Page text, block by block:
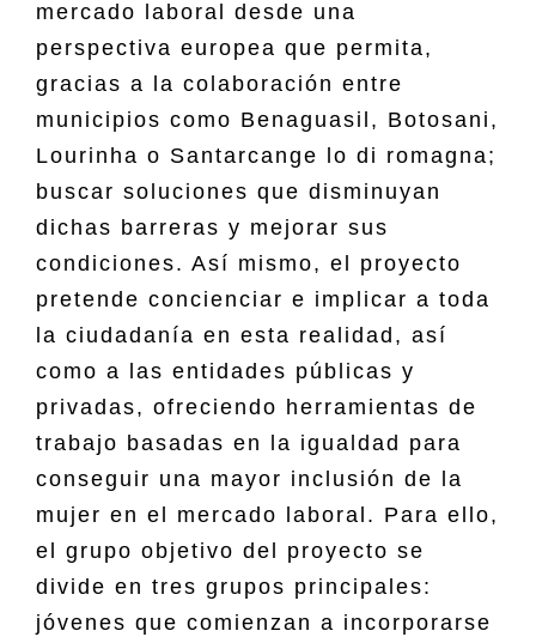
mercado laboral desde una
perspectiva europea que permita,
gracias a la colaboración entre
municipios como Benaguasil, Botosani,
Lourinha o Santarcange lo di romagna;
buscar soluciones que disminuyan
dichas barreras y mejorar sus
condiciones. Así mismo, el proyecto
pretende concienciar e implicar a toda
la ciudadanía en esta realidad, así
como a las entidades públicas y
privadas, ofreciendo herramientas de
trabajo basadas en la igualdad para
conseguir una mayor inclusión de la
mujer en el mercado laboral. Para ello,
el grupo objetivo del proyecto se
divide en tres grupos principales:
jóvenes que comienzan a incorporarse